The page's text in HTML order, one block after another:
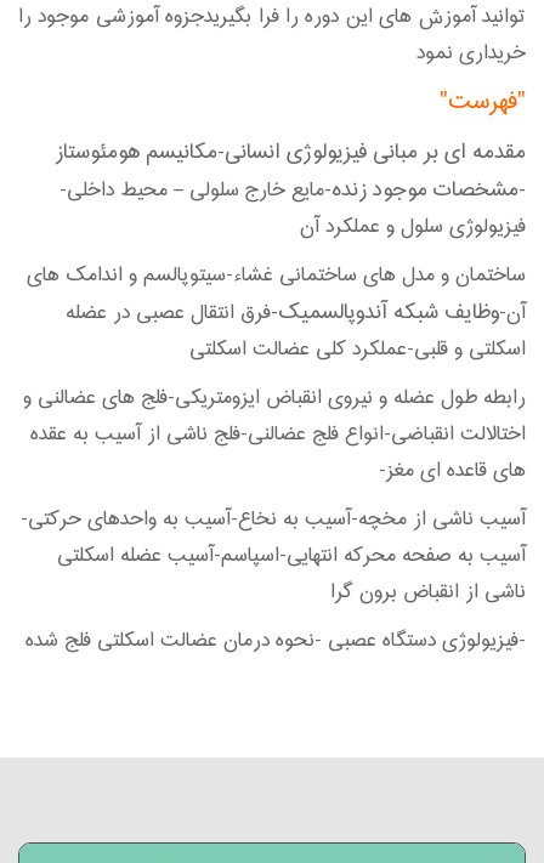
توانید آموزش های این دوره را فرا بگیریدجزوه آموزشی موجود را
خریداری نمود
"فهرست"
مقدمه ای بر مبانی فیزیولوژی انسانی-مکانیسم هومئوستاز
-مشخصات موجود زنده-مایع خارج سلولی – محیط داخلی-
فیزیولوژی سلول و عملکرد آن
ساختمان و مدل های ساختمانی غشاء-سیتوپالسم و اندامک های
آن-وظایف شبکه آندوپالسمیک-فرق انتقال عصبی در عضله
اسکلتی و قلبی-عملکرد کلی عضالت اسکلتی
رابطه طول عضله و نیروی انقباض ایزومتریکی-فلج های عضالنی و
اختالالت انقباضی-انواع فلج عضالنی-فلج ناشی از آسیب به عقده
های قاعده ای مغز-
آسیب ناشی از مخچه-آسیب به نخاع-آسیب به واحدهای حرکتی-
آسیب به صفحه محرکه انتهایی-اسپاسم-آسیب عضله اسکلتی
ناشی از انقباض برون گرا
-فیزیولوژی دستگاه عصبی -نحوه درمان عضالت اسکلتی فلج شده